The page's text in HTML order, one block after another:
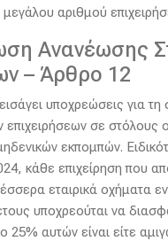
αριθμού
Ανανέωσης
– Άρθρο 12
υποχρεώσεις για τη
επιχειρήσεων σε στόλους
εκπομπών.
κάθε επιχείρηση που
εταιρικά οχήματα
υποχρεούται να
25% αυτών είναι είτε